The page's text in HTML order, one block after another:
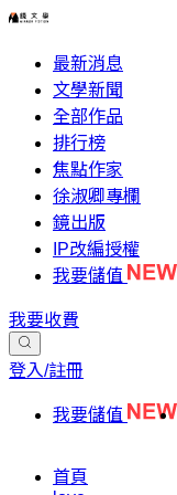
最新消息
文學新聞
全部作品
排行榜
焦點作家
徐淑卿專欄
鏡出版
IP改編授權
我要儲值
我要收費
登入/註冊
我要儲值
首頁